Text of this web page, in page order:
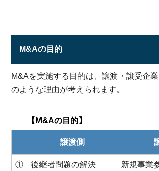
M&Aの目的
M&Aを実施する目的は、譲渡・譲受企
のような理由が考えられます。
【M&Aの目的】
譲渡側
① 後継者問題の解決 新規事業